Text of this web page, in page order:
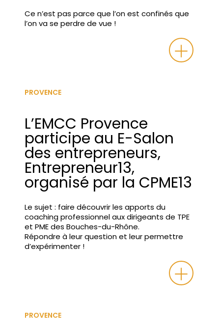
Ce n’est pas parce que l’on est confinés que
l’on va se perdre de vue !
PROVENCE
L’EMCC Provence
participe au E-Salon
des entrepreneurs,
Entrepreneur13,
organisé par la CPME13
Le sujet : faire découvrir les apports du
coaching professionnel aux dirigeants de TPE
et PME des Bouches-du-Rhône.
Répondre à leur question et leur permettre
d’expérimenter !
PROVENCE